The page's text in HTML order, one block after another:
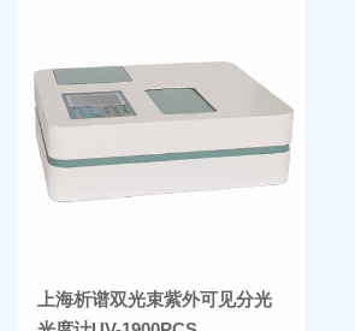
上海析谱双光束紫外可见分光